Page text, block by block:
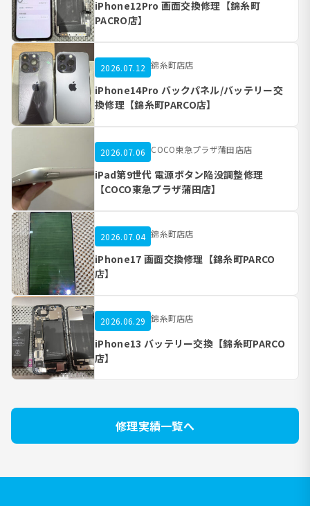
iPhone12Pro 画面交換修理【錦糸町
PACRO店】
2026.07.12 錦糸町店店
iPhone14Pro バックパネル/バッテリー交
換修理【錦糸町PARCO店】
2026.07.06 COCO東急プラザ蒲田店店
iPad第9世代 電源ボタン陥没調整修理
【COCO東急プラザ蒲田店】
2026.07.04 錦糸町店店
iPhone17 画面交換修理【錦糸町PARCO
店】
2026.06.29 錦糸町店店
iPhone13 バッテリー交換【錦糸町PARCO
店】
修理実績一覧へ